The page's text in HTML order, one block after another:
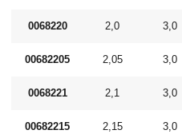
0068220 2,0 3,0
00682205 2,05 3,0
0068221 2,1 3,0
00682215 2,15 3,0